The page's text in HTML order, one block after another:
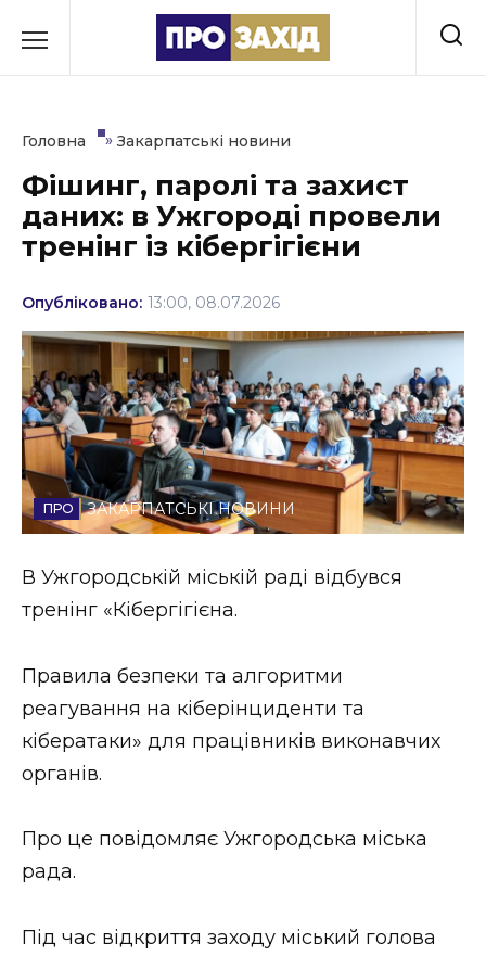
до
Культура
Освіта
Події
Політика
Соціум
Спорт
Стиль життя
Втрачений Ужгород (відеоверсія)
ЗАКАРПАТСЬКІ НОВИНИ
Головна » Закарпатські новини
Фішинг, паролі та захист
даних: в Ужгороді провели
тренінг із кібергігієни
Опубліковано: 13:00, 08.07.2026
ЗАКАРПАТСЬКІ НОВИНИ
В Ужгородській міській раді відбувся
тренінг «Кібергігієна.
Правила безпеки та алгоритми
реагування на кіберінциденти та
кібератаки» для працівників виконавчих
органів.
Про це повідомляє Ужгородська міська
рада.
Під час відкриття заходу міський голова